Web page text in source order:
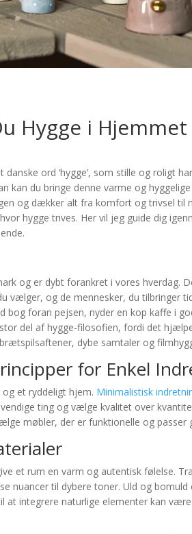
Hygge i
ord ‘hygge’, som stille og roligt
kan du bringe denne varme og
og dækker alt fra komfort og trivsel til
hygge trives. Her vil jeg guide dig
og er dybt forankret i vores hverdag.
vælger, og de mennesker, du tilbringer
bog foran pejsen, nyder en kop kaffe i
del af hygge-filosofien, fordi det
dybe samtaler og
for Enkel
og et ryddeligt hjem. Minimalistisk
ting og vælge kvalitet over
møbler, der er funktionelle og
et rum en varm og autentisk følelse.
nuancer til dybere toner. Uld og
at integrere naturlige elementer kan